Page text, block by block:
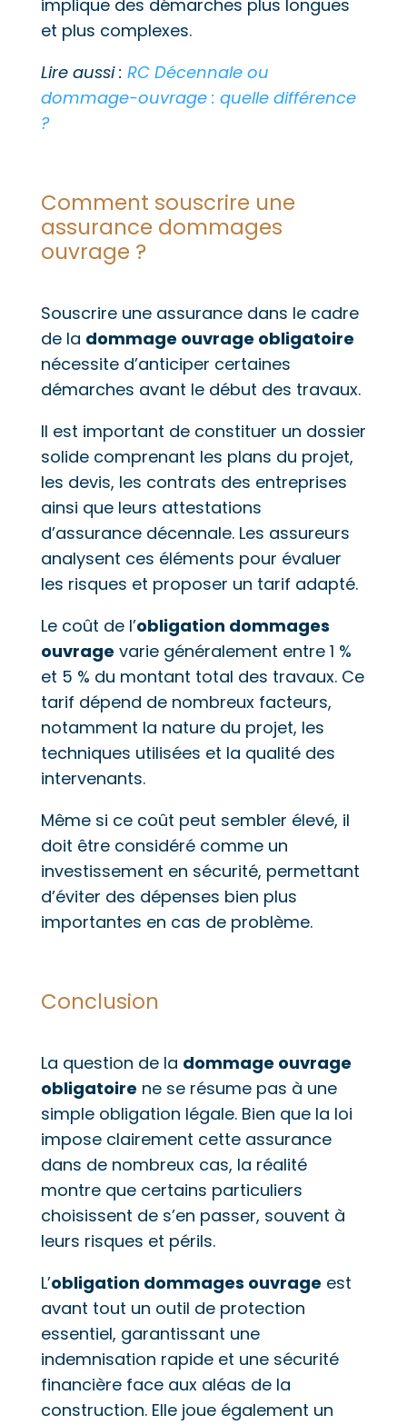
implique des démarches plus longues
et plus complexes.
Lire aussi : RC Décennale ou
dommage-ouvrage : quelle différence
?
Comment souscrire une
assurance dommages
ouvrage ?
Souscrire une assurance dans le cadre
de la dommage ouvrage obligatoire
nécessite d’anticiper certaines
démarches avant le début des travaux.
Il est important de constituer un dossier
solide comprenant les plans du projet,
les devis, les contrats des entreprises
ainsi que leurs attestations
d’assurance décennale. Les assureurs
analysent ces éléments pour évaluer
les risques et proposer un tarif adapté.
Le coût de l’obligation dommages
ouvrage varie généralement entre 1 %
et 5 % du montant total des travaux. Ce
tarif dépend de nombreux facteurs,
notamment la nature du projet, les
techniques utilisées et la qualité des
intervenants.
Même si ce coût peut sembler élevé, il
doit être considéré comme un
investissement en sécurité, permettant
d’éviter des dépenses bien plus
importantes en cas de problème.
Conclusion
La question de la dommage ouvrage
obligatoire ne se résume pas à une
simple obligation légale. Bien que la loi
impose clairement cette assurance
dans de nombreux cas, la réalité
montre que certains particuliers
choisissent de s’en passer, souvent à
leurs risques et périls.
L’obligation dommages ouvrage est
avant tout un outil de protection
essentiel, garantissant une
indemnisation rapide et une sécurité
financière face aux aléas de la
construction. Elle joue également un